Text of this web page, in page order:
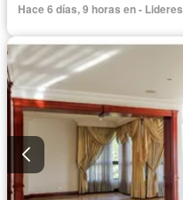
Hace 6 días, 9 horas en -